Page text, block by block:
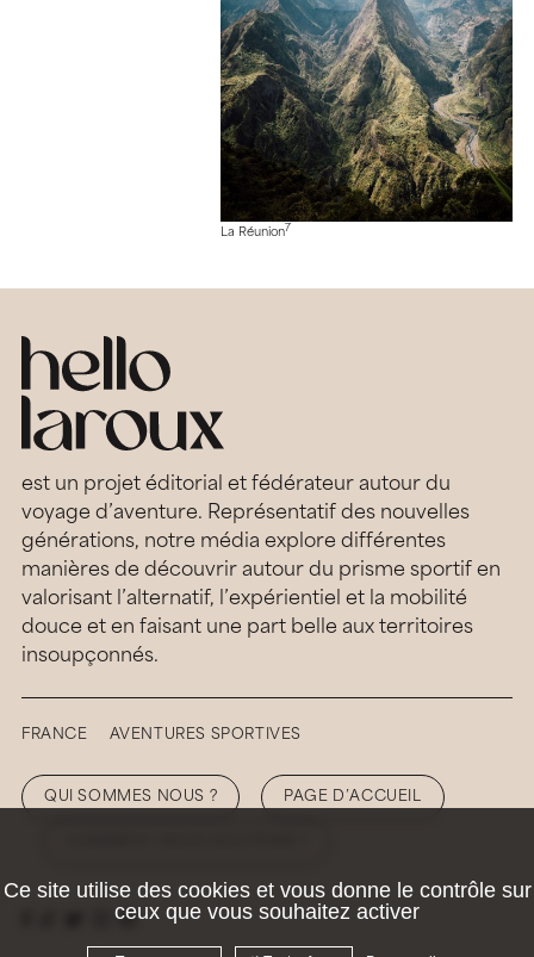
La Réunion7
est un projet éditorial et fédérateur autour du
voyage d’aventure. Représentatif des nouvelles
générations, notre média explore différentes
manières de découvrir autour du prisme sportif en
valorisant l’alternatif, l’expérientiel et la mobilité
douce et en faisant une part belle aux territoires
insoupçonnés.
FRANCE AVENTURES SPORTIVES
QUI SOMMES NOUS ? PAGE D’ACCUEIL
Ce site utilise des cookies et vous donne le contrôle sur
ceux que vous souhaitez activer